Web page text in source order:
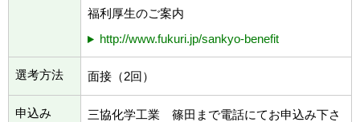
福利厚生のご案内
http://www.fukuri.jp/sankyo-benefit
選考方法 面接（2回）
申込み
三協化学工業 篠田まで電話にてお申込み下さ